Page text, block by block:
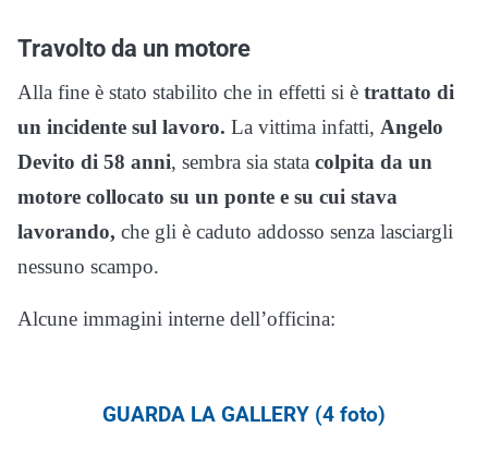
Travolto da un motore
Alla fine è stato stabilito che in effetti si è trattato di
un incidente sul lavoro. La vittima infatti, Angelo
Devito di 58 anni, sembra sia stata colpita da un
motore collocato su un ponte e su cui stava
lavorando, che gli è caduto addosso senza lasciargli
nessuno scampo.
Alcune immagini interne dell’officina:
GUARDA LA GALLERY (4 foto)